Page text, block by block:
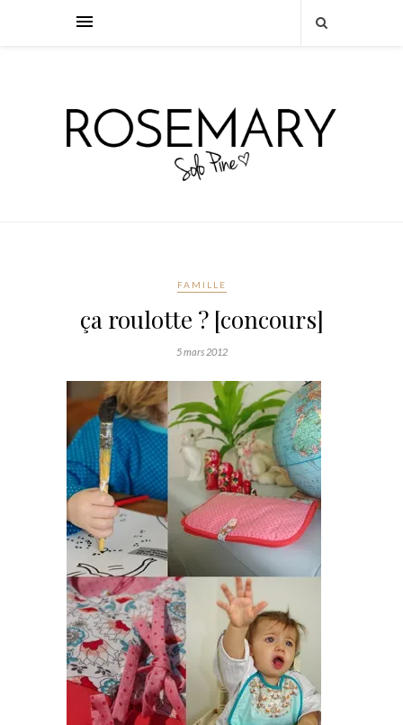
FAMILLE
ça roulotte ? [concours]
5 mars 2012